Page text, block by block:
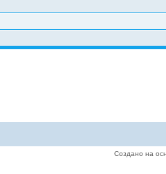
Создано на